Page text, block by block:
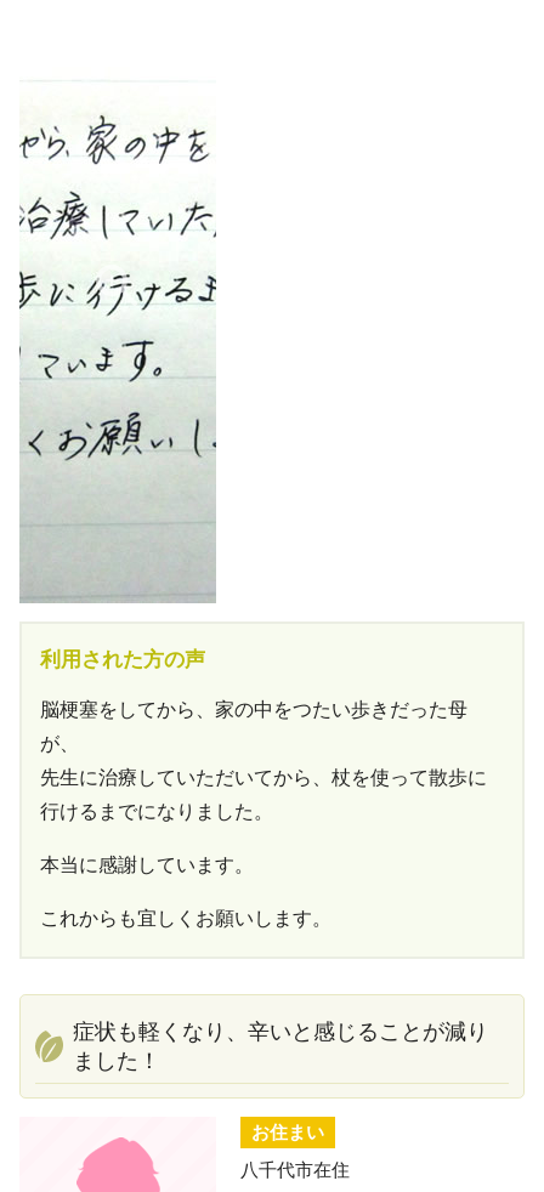
利用された方の声
脳梗塞をしてから、家の中をつたい歩きだった母
が、
先生に治療していただいてから、杖を使って散歩に
行けるまでになりました。
本当に感謝しています。
これからも宜しくお願いします。
症状も軽くなり、辛いと感じることが減り
ました！
お住まい
八千代市在住